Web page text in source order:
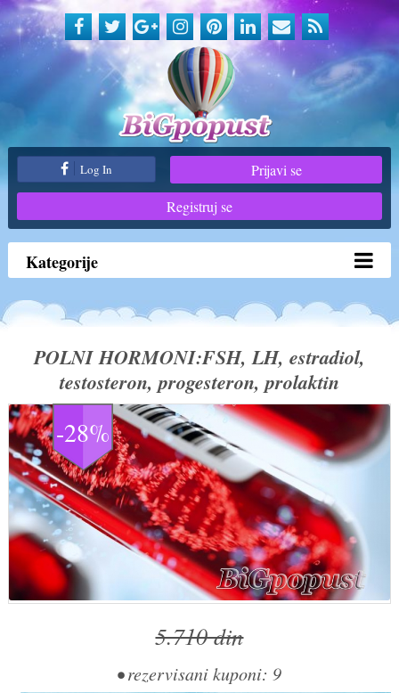
Log In
Prijavi se
Registruj se
Kategorije
POLNI HORMONI:FSH, LH, estradiol,
testosteron, progesteron, prolaktin
-28%
5.710 din
• rezervisani kuponi: 9